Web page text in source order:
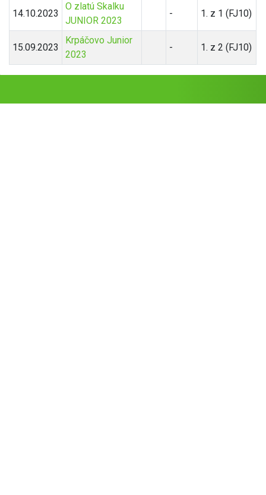
14.10.2023
O zlatú Skalku
JUNIOR 2023
- 1. z 1 (FJ10)
15.09.2023
Krpáčovo Junior
2023
- 1. z 2 (FJ10)